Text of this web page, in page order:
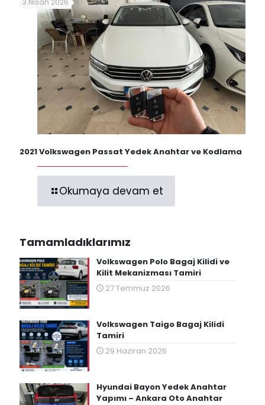
3 Nisan 2026
2021 Volkswagen Passat Yedek Anahtar ve Kodlama
Okumaya devam et
Tamamladıklarımız
Volkswagen Polo Bagaj Kilidi ve
Kilit Mekanizması Tamiri
27 Temmuz 2026
Volkswagen Taigo Bagaj Kilidi
Tamiri
29 Haziran 2026
Hyundai Bayon Yedek Anahtar
Yapımı – Ankara Oto Anahtar